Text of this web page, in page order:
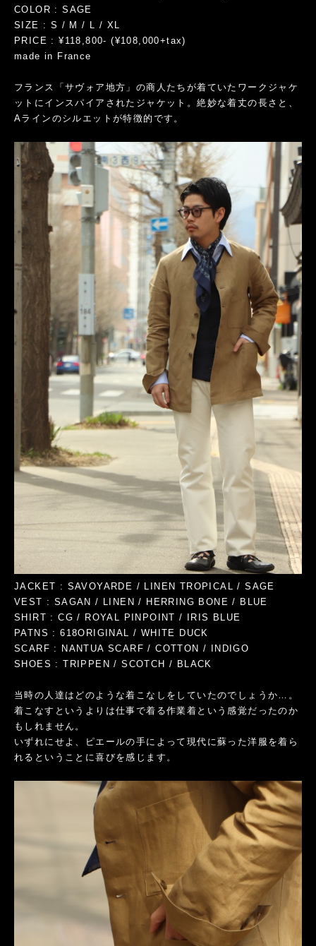
COLOR : SAGE
SIZE : S / M / L / XL
PRICE : ¥118,800- (¥108,000+tax)
made in France
フランス「サヴォア地方」の商人たちが着ていたワークジャケ
ットにインスパイアされたジャケット。絶妙な着丈の長さと、
Aラインのシルエットが特徴的です。
JACKET : SAVOYARDE / LINEN TROPICAL / SAGE
VEST : SAGAN / LINEN / HERRING BONE / BLUE
SHIRT :CG / ROYAL PINPOINT / IRIS BLUE
PATNS : 618ORIGINAL / WHITE DUCK
SCARF :
NANTUA SCARF / COTTON / INDIGO
SHOES :TRIPPEN / SCOTCH / BLACK
当時の人達はどのような着こなしをしていたのでしょうか…。
着こなすというよりは仕事で着る作業着という感覚だったのか
もしれません。
いずれにせよ、ピエールの手によって現代に蘇った洋服を着ら
れるということに喜びを感じます。